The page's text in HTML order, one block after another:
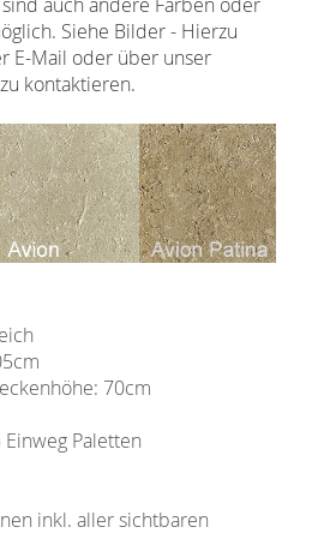
Siehe Bilder - Hierzu
E-Mail oder über unser
kontaktieren.
70cm
Paletten
inkl. aller sichtbaren